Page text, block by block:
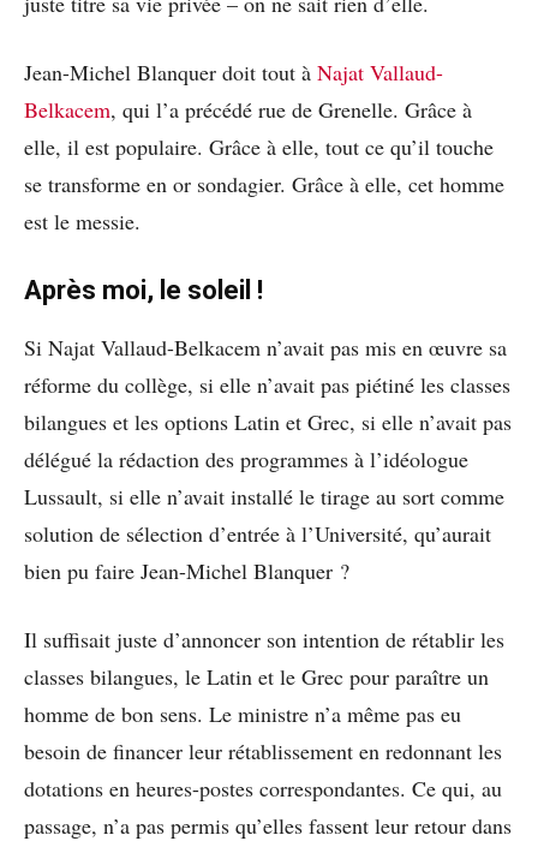
Jean-Michel Blanquer doit tout à Najat Vallaud-
Belkacem, qui l’a précédé rue de Grenelle. Grâce à
elle, il est populaire. Grâce à elle, tout ce qu’il touche
se transforme en or sondagier. Grâce à elle, cet homme
est le messie.
Après moi, le soleil !
Si Najat Vallaud-Belkacem n’avait pas mis en œuvre sa
réforme du collège, si elle n’avait pas piétiné les classes
bilangues et les options Latin et Grec, si elle n’avait pas
délégué la rédaction des programmes à l’idéologue
Lussault, si elle n’avait installé le tirage au sort comme
solution de sélection d’entrée à l’Université, qu’aurait
bien pu faire Jean-Michel Blanquer ?
Il suffisait juste d’annoncer son intention de rétablir les
classes bilangues, le Latin et le Grec pour paraître un
homme de bon sens. Le ministre n’a même pas eu
besoin de financer leur rétablissement en redonnant les
dotations en heures-postes correspondantes. Ce qui, au
passage, n’a pas permis qu’elles fassent leur retour dans